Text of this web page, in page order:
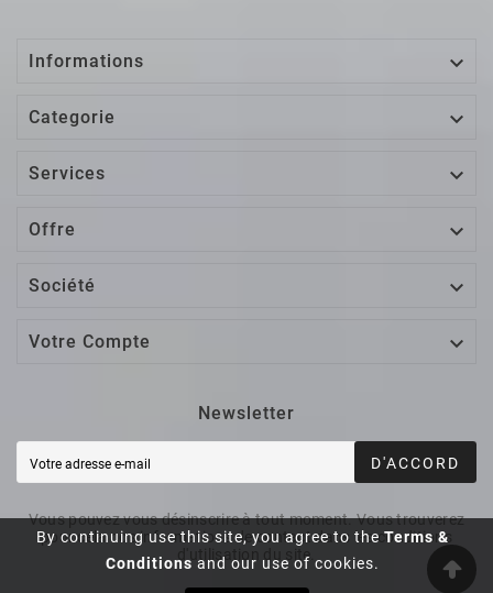
By continuing use this site, you agree to the Terms &
Conditions and our use of cookies.
Informations 
Categorie 
Services 
Offre 
Société 
Votre Compte 
Newsletter
D'ACCORD
Vous pouvez vous désinscrire à tout moment. Vous trouverez
pour cela nos informations de contact dans les conditions
d'utilisation du site.